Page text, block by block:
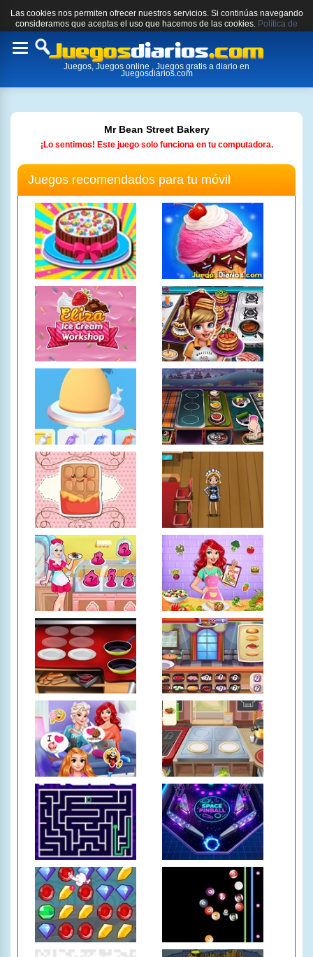
Las cookies nos permiten ofrecer nuestros servicios. Si continúas navegando
consideramos que aceptas el uso que hacemos de las cookies. Política de
cookies.
Toggle
Juegos, Juegos online , Juegos gratis a diario en
Juegosdiarios.com
Mr Bean Street Bakery
¡Lo sentimos! Este juego solo funciona en tu computadora.
Juegos recomendados para tu móvil